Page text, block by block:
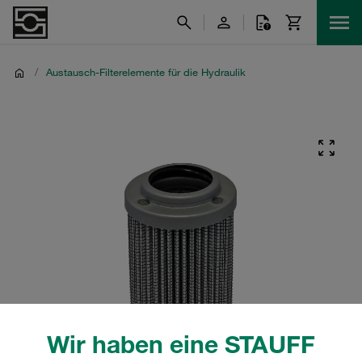
Wir haben eine STAUFF
/ Austausch-Filterelemente für die Hydraulik